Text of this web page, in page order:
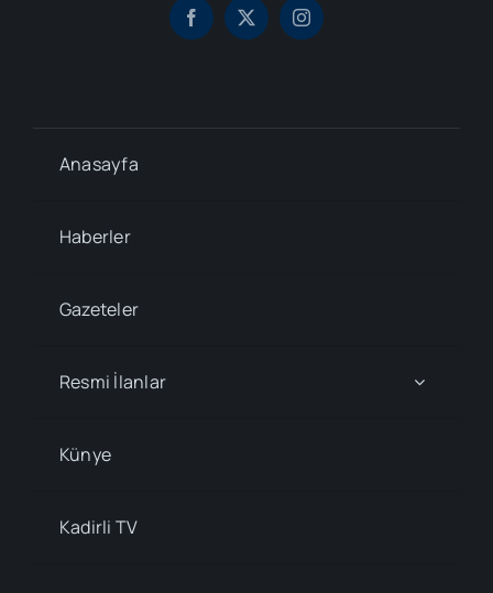
Anasayfa
Haberler
Gazeteler
Resmi İlanlar
Künye
Kadirli TV